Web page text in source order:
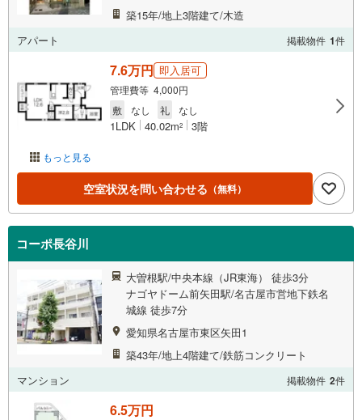
築15年/地上3階建て/木造
アパート
掲載物件 1件
もっと見る
7.6万円 即入居可
管理費等 4,000円
敷
なし 礼 なし
1LDK 40.02m2 3階
空室状況を問い合わせる （無料）
コーポ長谷川
大曽根駅/中央本線（JR東海） 徒歩3分
ナゴヤドーム前矢田駅/名古屋市営地下鉄名
城線 徒歩7分
愛知県名古屋市東区矢田1
築43年/地上4階建て/鉄筋コンクリート
マンション
掲載物件 2件
6.5万円